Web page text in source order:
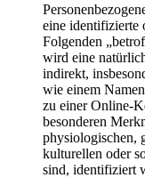
eine identifizierte
Folgenden
wird eine
indirekt,
wie einem
zu einer Online-
besonderen
physiologischen,
kulturellen oder
sind, identifiziert